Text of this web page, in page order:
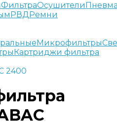
ФильтраОсушители
РВДРемни
Микрофильтры
Картриджи фильтра
2400